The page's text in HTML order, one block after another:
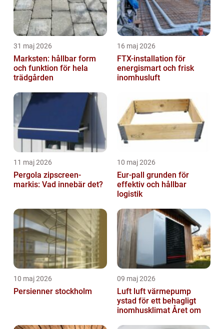
31 maj 2026
Marksten: hållbar form
och funktion för hela
trädgården
16 maj 2026
FTX-installation för
energismart och frisk
inomhusluft
11 maj 2026
Pergola zipscreen-
markis: Vad innebär det?
10 maj 2026
Eur-pall grunden för
effektiv och hållbar
logistik
10 maj 2026
Persienner stockholm
09 maj 2026
Luft luft värmepump
ystad för ett behagligt
inomhusklimat Året om